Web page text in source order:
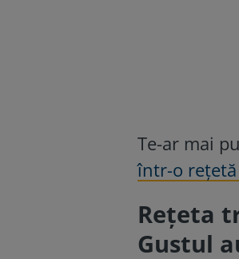
Te-ar mai
într-o
Rețeta
Gustul